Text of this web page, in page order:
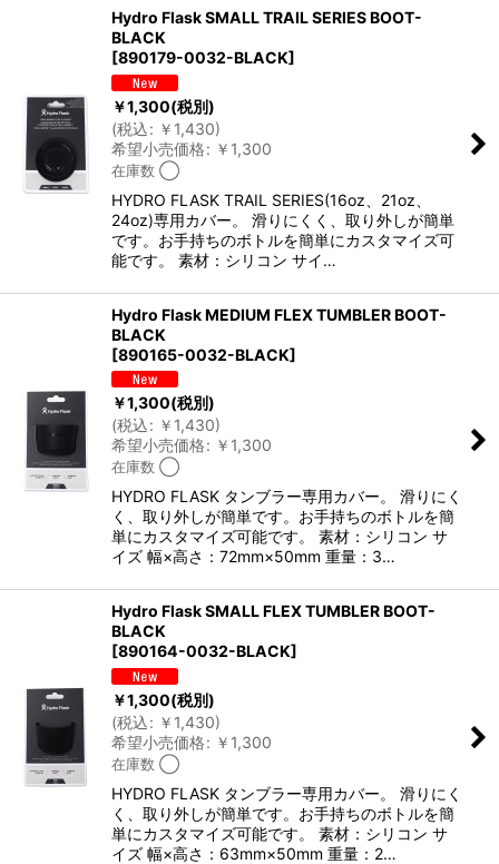
Hydro Flask SMALL TRAIL SERIES BOOT-
BLACK
[890179-0032-BLACK]
￥1,300(税別)
(税込: ￥ 1,430)
希望小売価格: ￥ 1,300
在庫数 ◯
HYDRO FLASK TRAIL SERIES(16oz、21oz、
24oz)専用カバー。 滑りにくく、取り外しが簡単
です。お手持ちのボトルを簡単にカスタマイズ可
能です。 素材：シリコン サイ…
Hydro Flask MEDIUM FLEX TUMBLER BOOT-
BLACK
[890165-0032-BLACK]
￥1,300(税別)
(税込: ￥ 1,430)
希望小売価格: ￥ 1,300
在庫数 ◯
HYDRO FLASK タンブラー専用カバー。 滑りにく
く、取り外しが簡単です。お手持ちのボトルを簡
単にカスタマイズ可能です。 素材：シリコン サ
イズ 幅×高さ：72mm×50mm 重量：3…
Hydro Flask SMALL FLEX TUMBLER BOOT-
BLACK
[890164-0032-BLACK]
￥1,300(税別)
(税込: ￥ 1,430)
希望小売価格: ￥ 1,300
在庫数 ◯
HYDRO FLASK タンブラー専用カバー。 滑りにく
く、取り外しが簡単です。お手持ちのボトルを簡
単にカスタマイズ可能です。 素材：シリコン サ
イズ 幅×高さ：63mm×50mm 重量：2…